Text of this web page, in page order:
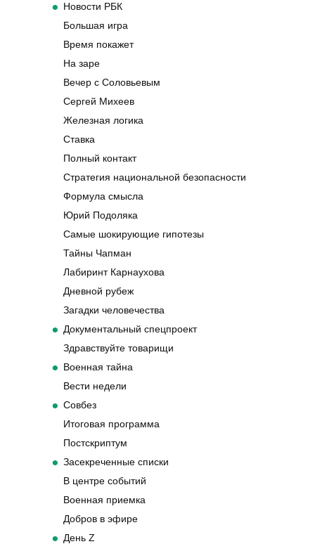
Новости РБК
Большая игра
Время покажет
На заре
Вечер с Соловьевым
Сергей Михеев
Железная логика
Ставка
Полный контакт
Стратегия национальной безопасности
Формула смысла
Юрий Подоляка
Самые шокирующие гипотезы
Тайны Чапман
Лабиринт Карнаухова
Дневной рубеж
Загадки человечества
Документальный спецпроект
Здравствуйте товарищи
Военная тайна
Вести недели
Совбез
Итоговая программа
Постскриптум
Засекреченные списки
В центре событий
Военная приемка
Добров в эфире
День Z